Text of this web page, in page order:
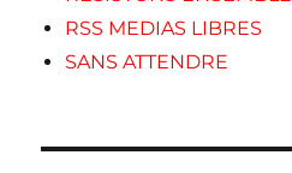
RSS MEDIAS LIBRES
SANS ATTENDRE